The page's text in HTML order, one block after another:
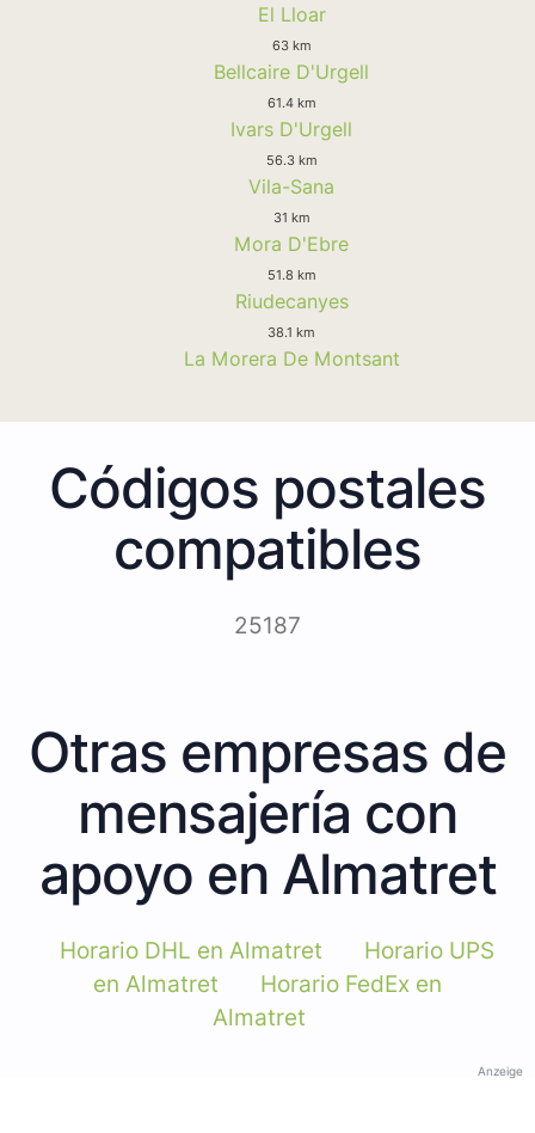
El Lloar
63 km
Bellcaire D'Urgell
61.4 km
Ivars D'Urgell
56.3 km
Vila-Sana
31 km
Mora D'Ebre
51.8 km
Riudecanyes
38.1 km
La Morera De Montsant
Códigos postales
compatibles
25187
Otras empresas de
mensajería con
apoyo en Almatret
Horario DHL en Almatret
Horario UPS
en Almatret
Horario FedEx en
Almatret
Anzeige